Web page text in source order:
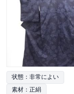
状態：非常によい
素材：正絹